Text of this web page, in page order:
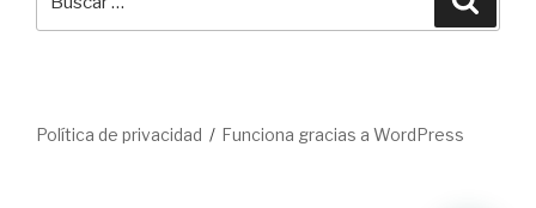
Política de privacidad Funciona gracias a WordPress